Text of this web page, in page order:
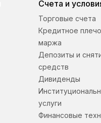
Счета и
Торговые счета
Кредитное
маржа
Депозиты и
средств
Дивиденды
услуги
Финансовые